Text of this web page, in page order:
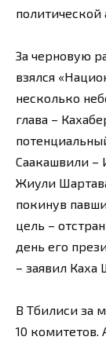
политической
За черновую
взялся
несколько
глава –
Саакашвили –
Жиули
покинув
цель –
день его
– заявил Каха
В Тбилиси за
10 комитетов.